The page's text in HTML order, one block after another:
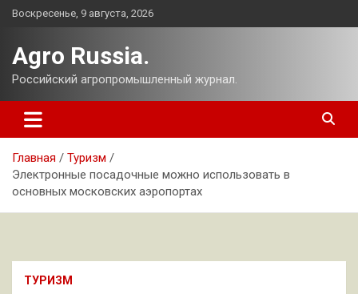
Перейти
Воскресенье, 9 августа, 2026
Agro Russia.
Российский агропромышленный журнал.
Главная
Туризм
Электронные посадочные можно использовать в
основных московских аэропортах
ТУРИЗМ